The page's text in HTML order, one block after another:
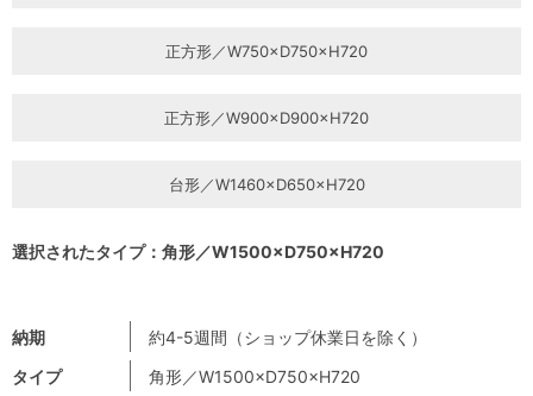
納期
約4-5週間（ショップ休業日を除く）
タイプ
角形／W1500×D750×H720
正方形／W750×D750×H720
正方形／W900×D900×H720
台形／W1460×D650×H720
選択されたタイプ：角形／W1500×D750×H720